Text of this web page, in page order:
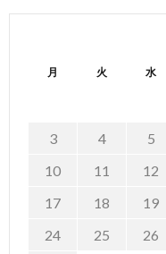
月 火 水
3
4 5
10
11 12
17
18 19
24
25 26